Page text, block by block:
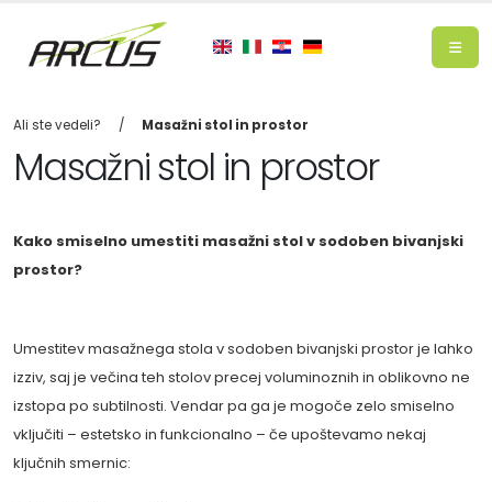
Ali ste vedeli? Masažni stol in prostor
Masažni stol in prostor
Kako smiselno umestiti masažni stol v sodoben bivanjski
prostor?
Umestitev masažnega stola v sodoben bivanjski prostor je lahko
izziv, saj je večina teh stolov precej voluminoznih in oblikovno ne
izstopa po subtilnosti. Vendar pa ga je mogoče zelo smiselno
vključiti – estetsko in funkcionalno – če upoštevamo nekaj
ključnih smernic: